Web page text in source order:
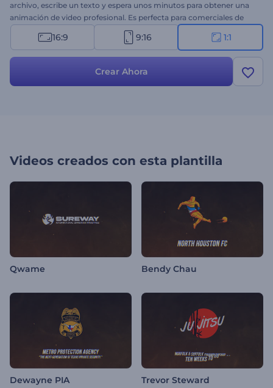
archivo, escribe un texto y espera unos minutos para obtener una
animación de video profesional. Es perfecta para comerciales de
televisión, presentaciones de empresas, introducción para canales,
opener de presentaciones y para muchos otros usos. Con esta
marca fuerte y que esta se asocie a cualquiera de tus proyectos.
16:9 9:16 1:1
Crear Ahora
Videos creados con esta plantilla
Qwame Bendy Chau
Dewayne PIA Trevor Steward